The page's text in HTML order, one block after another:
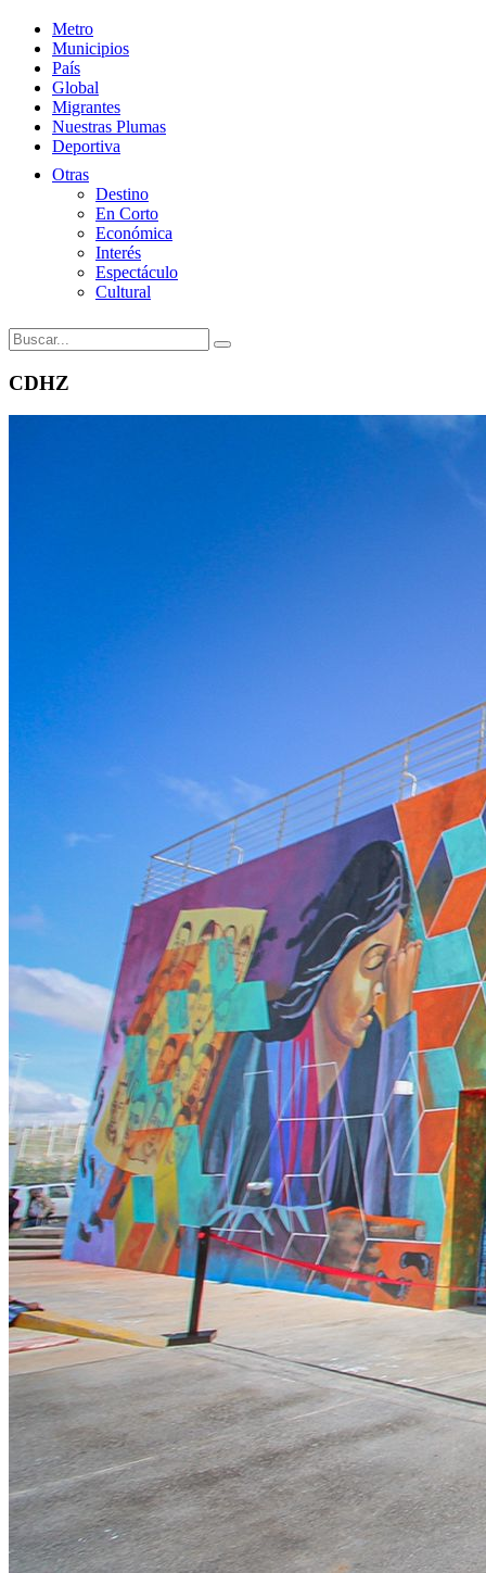
Metro
Municipios
País
Global
Migrantes
Nuestras Plumas
Deportiva
Otras
Destino
En Corto
Económica
Interés
Espectáculo
Cultural
CDHZ